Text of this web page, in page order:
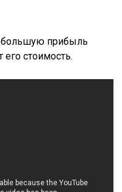
большую прибыль
стоимость.